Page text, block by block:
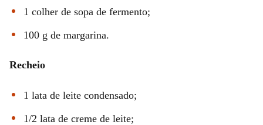
1 colher de sopa de fermento;
100 g de margarina.
Recheio
1 lata de leite condensado;
1/2 lata de creme de leite;